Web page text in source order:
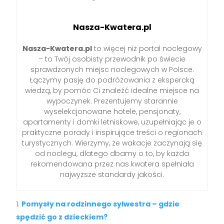
Nasza-Kwatera.pl
Nasza-Kwatera.plto więcej niż portal noclegowy
– to Twój osobisty przewodnik po świecie
sprawdzonych miejsc noclegowych w Polsce.
Łączymy pasję do podróżowania z ekspercką
wiedzą, by pomóc Ci znaleźć idealne miejsce na
wypoczynek. Prezentujemy starannie
wyselekcjonowane hotele, pensjonaty,
apartamenty i domki letniskowe, uzupełniając je o
praktyczne porady i inspirujące treści o regionach
turystycznych. Wierzymy, że wakacje zaczynają się
od noclegu, dlatego dbamy o to, by każda
rekomendowana przez nas kwatera spełniała
najwyższe standardy jakości.
Pomysły na rodzinnego sylwestra – gdzie
spędzić go z dzieckiem?